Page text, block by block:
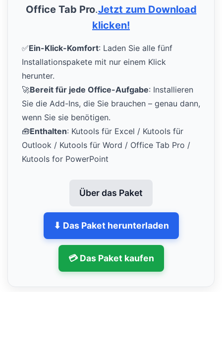
Office Tab Pro.Jetzt zum Download
klicken!
✅Ein-Klick-Komfort: Laden Sie alle fünf
Installationspakete mit nur einem Klick
herunter.
🚀Bereit für jede Office-Aufgabe: Installieren
Sie die Add-Ins, die Sie brauchen – genau dann,
wenn Sie sie benötigen.
🧰Enthalten: Kutools für Excel / Kutools für
Outlook / Kutools für Word / Office Tab Pro /
Kutools for PowerPoint
Über das Paket
⬇ Das Paket herunterladen
💳 Das Paket kaufen